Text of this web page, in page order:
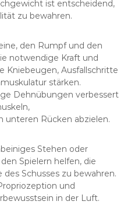
ist entscheidend,
zu bewahren.
den Rumpf und den
notwendige Kraft und
Kniebeugen, Ausfallschritte
stärken.
Dehnübungen verbessert
unteren Rücken abzielen.
Stehen oder
Spielern helfen, die
Schusses zu bewahren.
und
in der Luft.